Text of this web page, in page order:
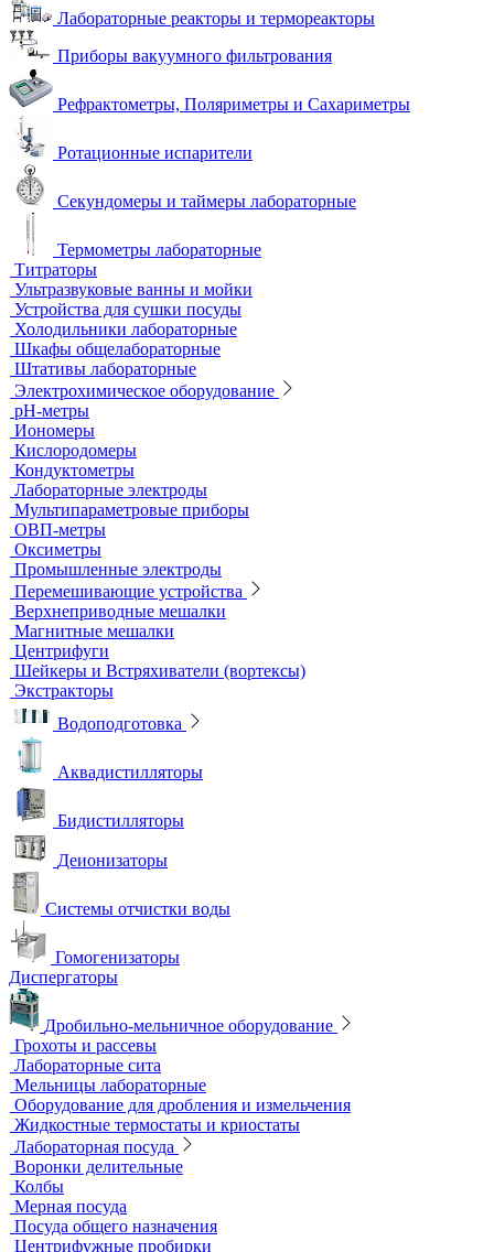
Лабораторные реакторы и термореакторы
Приборы вакуумного фильтрования
Рефрактометры, Поляриметры и Сахариметры
Ротационные испарители
Секундомеры и таймеры лабораторные
Термометры лабораторные
Титраторы
Ультразвуковые ванны и мойки
Устройства для сушки посуды
Холодильники лабораторные
Шкафы общелабораторные
Штативы лабораторные
Электрохимическое оборудование
pH-метры
Иономеры
Кислородомеры
Кондуктометры
Лабораторные электроды
Мультипараметровые приборы
ОВП-метры
Оксиметры
Промышленные электроды
Перемешивающие устройства
Верхнеприводные мешалки
Магнитные мешалки
Центрифуги
Шейкеры и Встряхиватели (вортексы)
Экстракторы
Водоподготовка
Аквадистилляторы
Бидистилляторы
Деионизаторы
Системы отчистки воды
Гомогенизаторы
Диспергаторы